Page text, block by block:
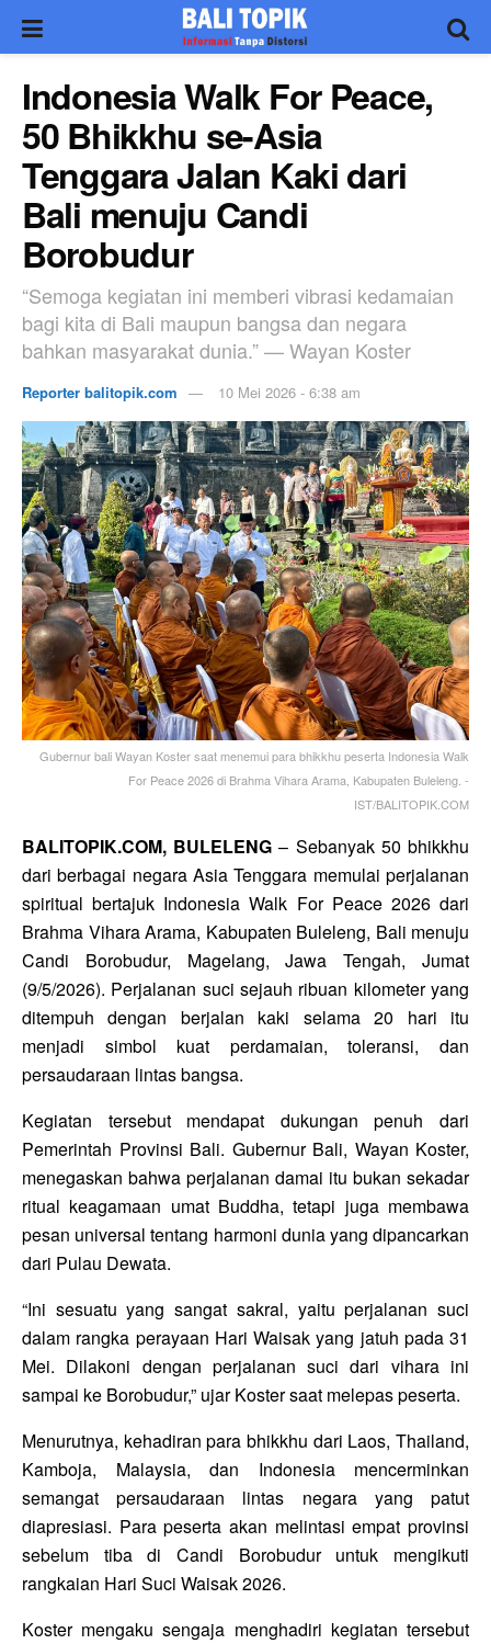
Indonesia Walk For Peace,
50 Bhikkhu se-Asia
Tenggara Jalan Kaki dari
Bali menuju Candi
Borobudur
“Semoga kegiatan ini memberi vibrasi kedamaian
bagi kita di Bali maupun bangsa dan negara
bahkan masyarakat dunia.” — Wayan Koster
Reporter balitopik.com 10 Mei 2026 - 6:38 am
Gubernur bali Wayan Koster saat menemui para bhikkhu peserta Indonesia Walk
For Peace 2026 di Brahma Vihara Arama, Kabupaten Buleleng. -
IST/BALITOPIK.COM
BALITOPIK.COM, BULELENG – Sebanyak 50 bhikkhu
dari berbagai negara Asia Tenggara memulai perjalanan
spiritual bertajuk Indonesia Walk For Peace 2026dari
Brahma Vihara Arama, Kabupaten Buleleng, Bali menuju
Candi Borobudur, Magelang, Jawa Tengah, Jumat
(9/5/2026). Perjalanan suci sejauh ribuan kilometer yang
ditempuh dengan berjalan kaki selama 20 hari itu
menjadi simbol kuat perdamaian, toleransi, dan
persaudaraan lintas bangsa.
Kegiatan tersebut mendapat dukungan penuh dari
Pemerintah Provinsi Bali. Gubernur Bali, Wayan Koster,
menegaskan bahwa perjalanan damai itu bukan sekadar
ritual keagamaan umat Buddha, tetapi juga membawa
pesan universal tentang harmoni dunia yang dipancarkan
dari Pulau Dewata.
“Ini sesuatu yang sangat sakral, yaitu perjalanan suci
dalam rangka perayaan Hari Waisak yang jatuh pada 31
Mei. Dilakoni dengan perjalanan suci dari vihara ini
sampai ke Borobudur,” ujar Koster saat melepas peserta.
Menurutnya, kehadiran para bhikkhu dari Laos, Thailand,
Kamboja, Malaysia, dan Indonesia mencerminkan
semangat persaudaraan lintas negara yang patut
diapresiasi. Para peserta akan melintasi empat provinsi
sebelum tiba di Candi Borobudur untuk mengikuti
rangkaian Hari Suci Waisak 2026.
Koster mengaku sengaja menghadiri kegiatan tersebut